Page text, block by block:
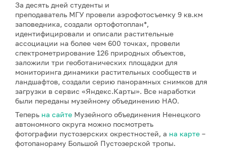
За десять дней студенты и
преподаватель МГУ провели аэрофотосъемку 9 кв.км
заповедника, создали ортофотоплан*,
идентифицировали и описали растительные
ассоциации на более чем 600 точках, провели
спектрометрирование 126 природных объектов,
заложили три геоботанических площадки для
мониторинга динамики растительных сообществ и
ландшафтов, создали серию панорамных снимков для
загрузки в сервис «Яндекс.Карты». Все наработки
были переданы музейному объединению НАО.
Теперь на сайте Музейного объединения Ненецкого
автономного округа можно посмотреть
фотографии пустозерских окрестностей, а на карте –
фотопанораму Большой Пустозерской тропы.